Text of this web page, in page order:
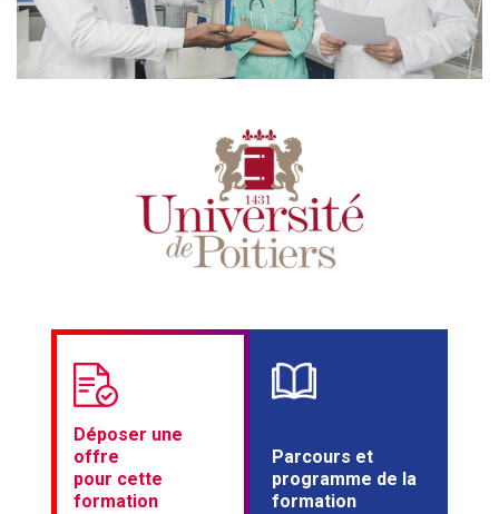
Déposer une
offre
pour cette
formation
Parcours et
programme de la
formation